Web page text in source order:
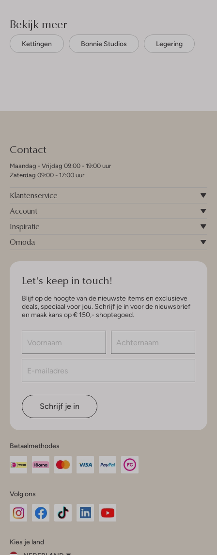
Bekijk meer
Kettingen Bonnie Studios Legering
Contact
Maandag - Vrijdag 09:00 - 19:00 uur
Zaterdag 09:00 - 17:00 uur
Klantenservice
Account
Inspiratie
Omoda
Let's keep in touch!
Blijf op de hoogte van de nieuwste items en exclusieve
deals, speciaal voor jou. Schrijf je in voor de nieuwsbrief
en maak kans op € 150,- shoptegoed.
Schrijf je in
Betaalmethodes
Volg ons
InstagramFacebook
Kies je land